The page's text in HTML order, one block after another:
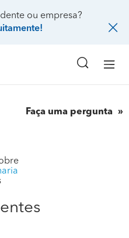
ou empresa?
Faça uma pergunta